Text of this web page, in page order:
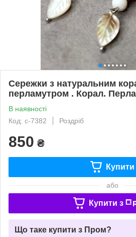
Сережки з натуральним
перламутром . Корал.
В наявності
Код: с-7382
Роздріб
850 ₴
Купити
або
Купити з
Що таке купити з Пром?